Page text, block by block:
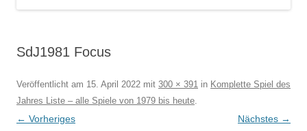
SdJ1981 Focus
Veröffentlicht am 15. April 2022 mit 300 × 391 in Komplette Spiel des
Jahres Liste – alle Spiele von 1979 bis heute.
← Vorheriges Nächstes →